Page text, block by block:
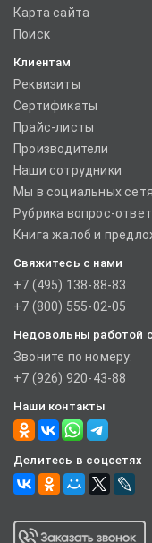
Карта сайта
Поиск
Клиентам
Реквизиты
Сертификаты
Прайс-листы
Производители
Наши сотрудники
Мы в социальных
Рубрика вопрос-ответ
Книга жалоб и
Свяжитесь с нами
+7 (495) 138-88-83
+7 (800) 555-02-05
Недовольны работой
Звоните по номеру:
+7 (926) 920-43-88
Наши контакты
Делитесь в соцсетях